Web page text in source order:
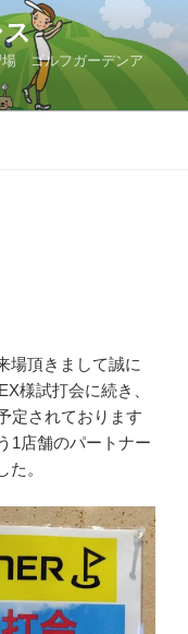
ゴルフガーデンア
場頂きまして誠に
様試打会に続き、
定されております
1店舗のパートナー
。